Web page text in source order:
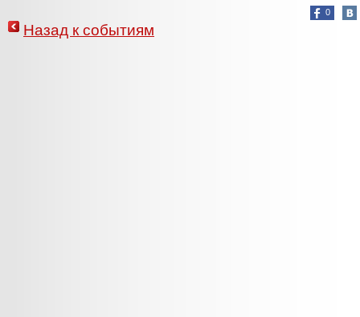
0
Назад к событиям